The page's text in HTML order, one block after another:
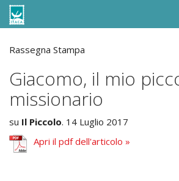
Rassegna Stampa
Giacomo, il mio
missionario
su Il Piccolo. 14 Luglio 2017
Apri il pdf dell'articolo »